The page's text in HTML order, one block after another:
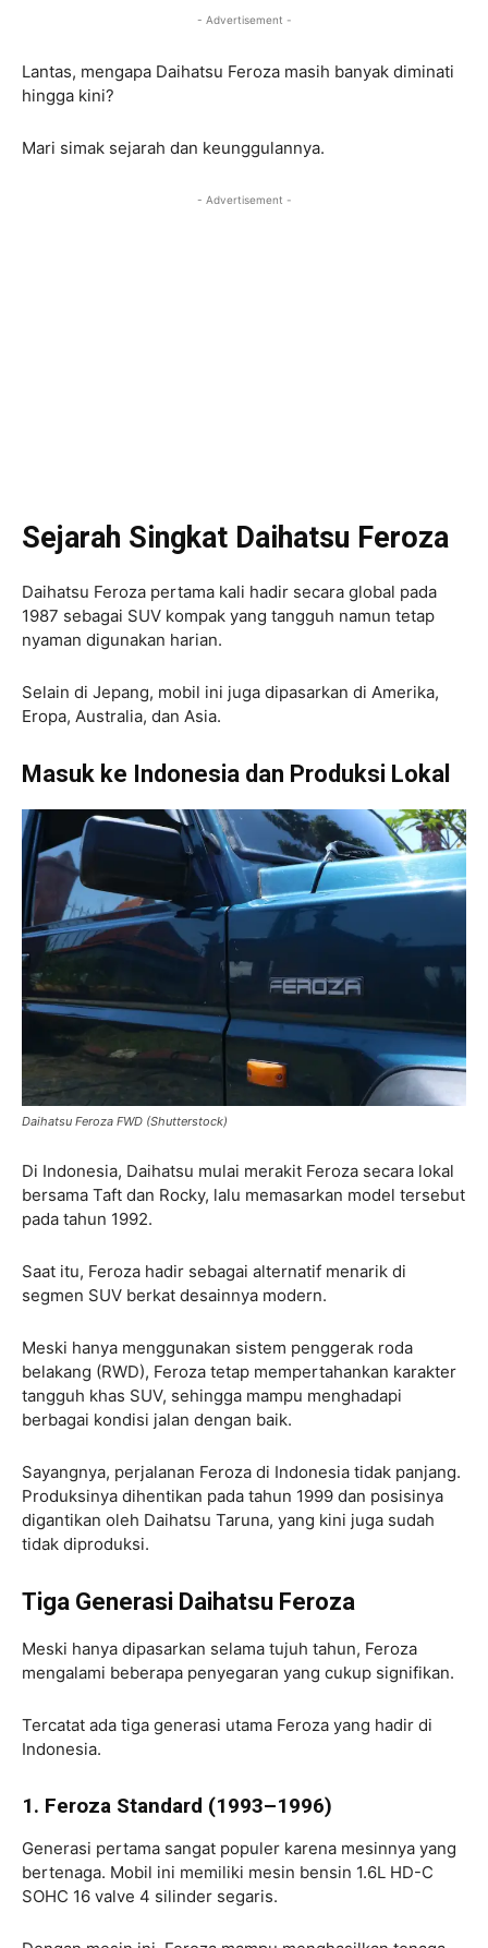
- Advertisement -
Lantas, mengapa Daihatsu Feroza masih banyak diminati
hingga kini?
Mari simak sejarah dan keunggulannya.
- Advertisement -
Sejarah Singkat Daihatsu Feroza
Daihatsu Feroza pertama kali hadir secara global pada
1987 sebagai SUV kompak yang tangguh namun tetap
nyaman digunakan harian.
Selain di Jepang, mobil ini juga dipasarkan di Amerika,
Eropa, Australia, dan Asia.
Masuk ke Indonesia dan Produksi Lokal
Daihatsu Feroza FWD (Shutterstock)
Di Indonesia, Daihatsu mulai merakit Feroza secara lokal
bersama Taft dan Rocky, lalu memasarkan model tersebut
pada tahun 1992.
Saat itu, Feroza hadir sebagai alternatif menarik di
segmen SUV berkat desainnya modern.
Meski hanya menggunakan sistem penggerak roda
belakang (RWD), Feroza tetap mempertahankan karakter
tangguh khas SUV, sehingga mampu menghadapi
berbagai kondisi jalan dengan baik.
Sayangnya, perjalanan Feroza di Indonesia tidak panjang.
Produksinya dihentikan pada tahun 1999 dan posisinya
digantikan oleh Daihatsu Taruna, yang kini juga sudah
tidak diproduksi.
Tiga Generasi Daihatsu Feroza
Meski hanya dipasarkan selama tujuh tahun, Feroza
mengalami beberapa penyegaran yang cukup signifikan.
Tercatat ada tiga generasi utama Feroza yang hadir di
Indonesia.
1. Feroza Standard (1993–1996)
Generasi pertama sangat populer karena mesinnya yang
bertenaga. Mobil ini memiliki mesin bensin 1.6L HD-C
SOHC 16 valve 4 silinder segaris.